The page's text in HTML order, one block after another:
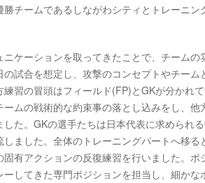
チームであるしながわシティとトレーニ
ケーションを取ってきたことで、チーム
試合を想定し、攻撃のコンセプトやチー
習の冒頭はフィールド(FP)とGKが分かれ
ムの戦術的な約束事の落とし込みをし、
た。GKの選手たちは日本代表に求められ
ました。全体のトレーニングパートへ移
有アクションの反復練習を行いました。
してきた専門ポジションを担当し、細か